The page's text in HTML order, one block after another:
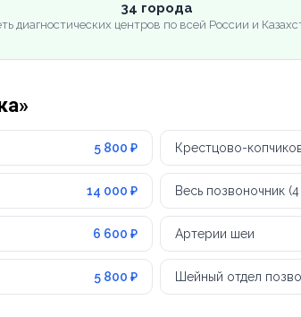
34 города
диагностических центров по всей России и
5 800 ₽ Крестцово-
14 000 ₽ Весь позвоночник (4
6 600 ₽ Артерии шеи
5 800 ₽ Шейный отдел